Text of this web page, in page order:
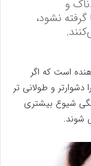
و
نشود،
است که اگر
و طولانی تر
عفونت در سنین بین 18 تا 50 سالگی شیوع بیشتری
شوند.